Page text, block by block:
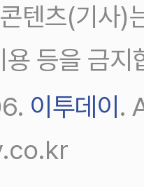
텐츠(기사)
등을 금지
이투데이.